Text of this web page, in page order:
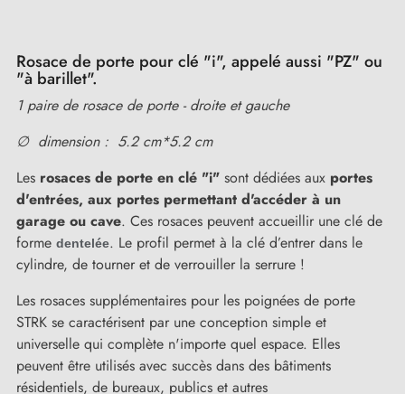
Rosace de porte pour clé "i", appelé aussi "PZ" ou
"à barillet".
1 paire de rosace de porte - droite et gauche
∅ dimension : 5.2 cm*5.2 cm
Les rosaces de porte en clé "i" sont dédiées aux portes
d'entrées, aux portes permettant d'accéder à un
garage ou cave. Ces rosaces peuvent accueillir une clé de
forme dentelée. Le profil permet à la clé d’entrer dans le
cylindre, de tourner et de verrouiller la serrure !
Les rosaces supplémentaires pour les poignées de porte
STRK se caractérisent par une conception simple et
universelle qui complète n'importe quel espace. Elles
peuvent être utilisés avec succès dans des bâtiments
résidentiels, de bureaux, publics et autres